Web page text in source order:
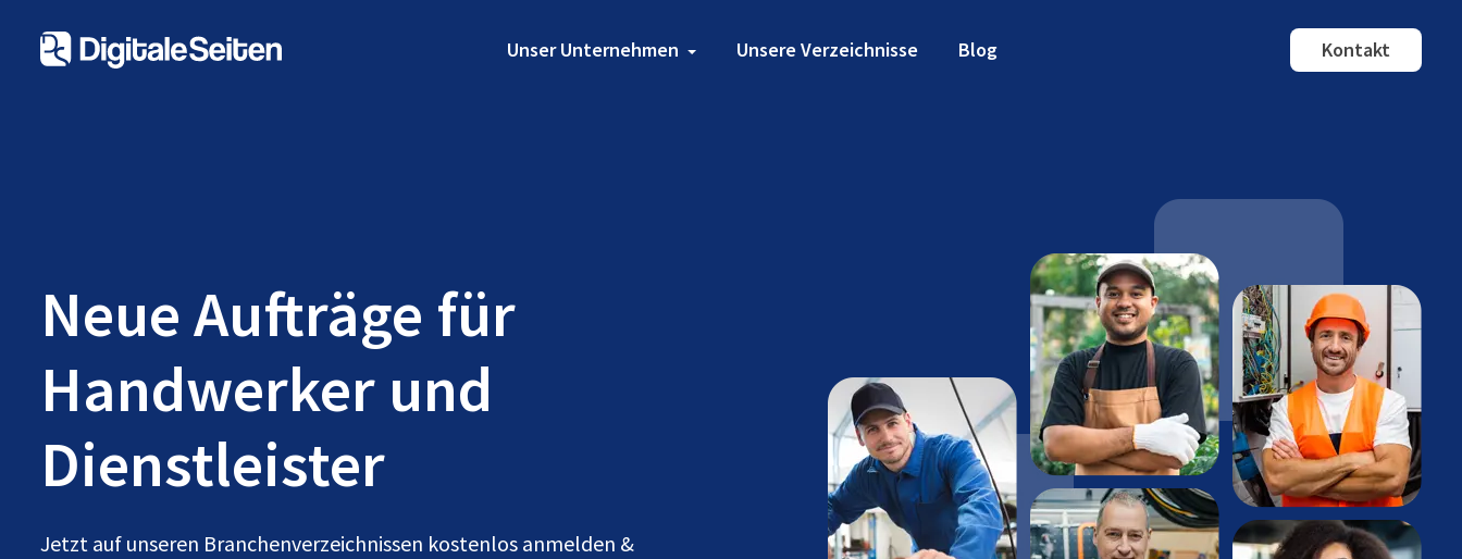
Unser Unternehmen Unsere Verzeichnisse Blog Kontakt
Neue Aufträge für
Handwerker und
Dienstleister
Jetzt auf unseren Branchenverzeichnissen kostenlos anmelden &